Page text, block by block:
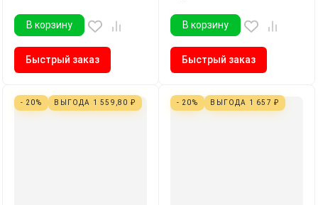
В корзину
Быстрый заказ
В корзину
Быстрый заказ
- 20% ВЫГОДА 1 559,80 ₽ - 20% ВЫГОДА 1 657 ₽